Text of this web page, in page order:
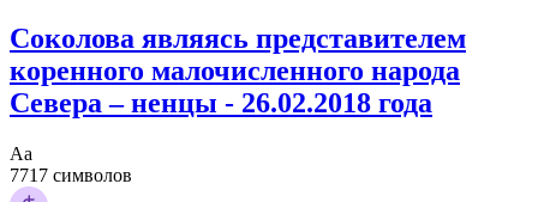
Соколова являясь представителем
коренного малочисленного народа
Севера – ненцы - 26.02.2018 года
Аа
7717 символов